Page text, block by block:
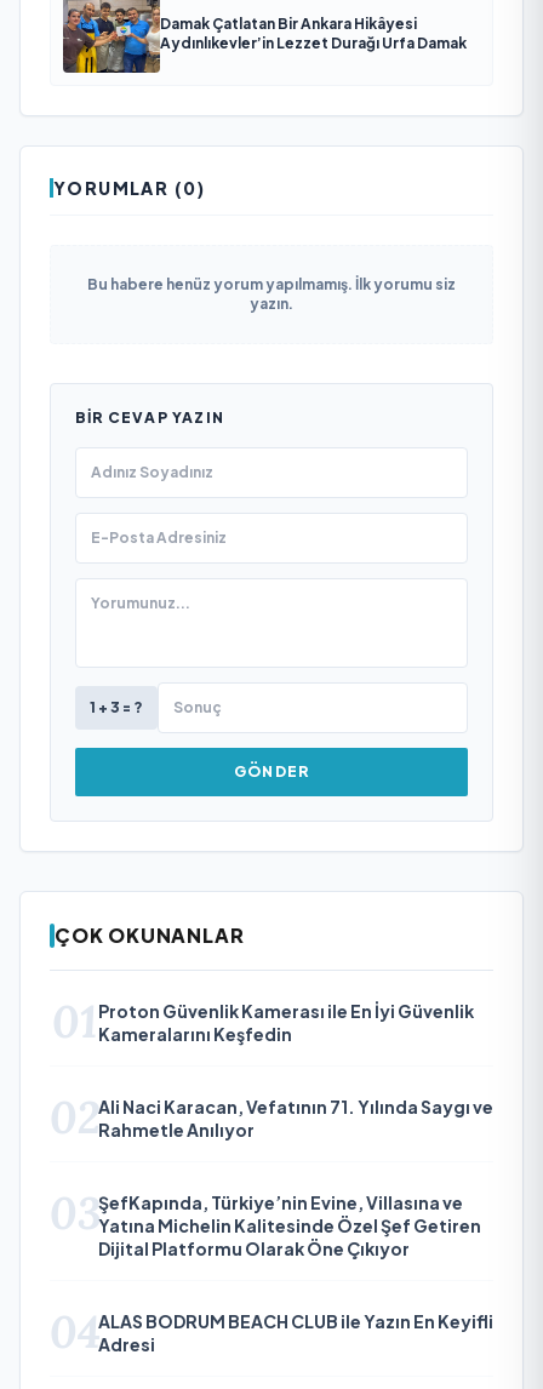
Damak Çatlatan Bir Ankara Hikâyesi
Aydınlıkevler’in Lezzet Durağı Urfa Damak
YORUMLAR (0)
Bu habere henüz yorum yapılmamış. İlk yorumu siz
yazın.
BIR CEVAP YAZIN
1 + 3 = ?
GÖNDER
ÇOK OKUNANLAR
01 Proton Güvenlik Kamerası ile En İyi Güvenlik
Kameralarını Keşfedin
02Ali Naci Karacan, Vefatının 71. Yılında Saygı ve
Rahmetle Anılıyor
03ŞefKapında, Türkiye’nin Evine, Villasına ve
Yatına Michelin Kalitesinde Özel Şef Getiren
Dijital Platformu Olarak Öne Çıkıyor
04ALAS BODRUM BEACH CLUB ile Yazın En Keyifli
Adresi